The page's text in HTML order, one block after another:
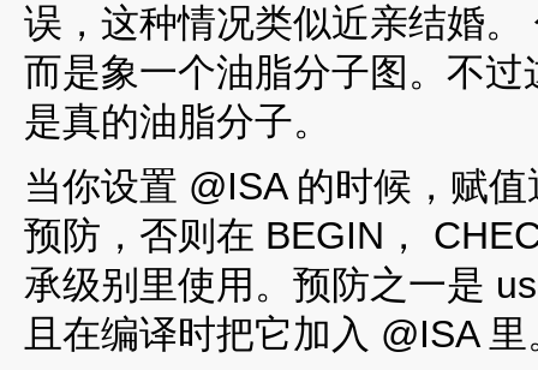
误，这种情况类似近亲结婚
而是象一个油脂分子图。不
是真的油脂分子。
当你设置 @ISA 的时候，赋
预防，否则在 BEGIN，
承级别里使用。预防之一是
且在编译时把它加入 @ISA